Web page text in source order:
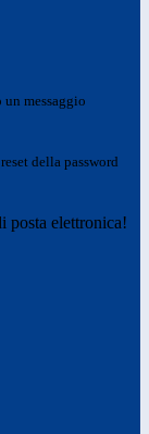
messaggio
della password
posta elettronica!